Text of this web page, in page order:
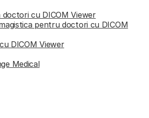
doctori cu DICOM Viewer
pentru doctori cu DICOM
DICOM Viewer
Medical